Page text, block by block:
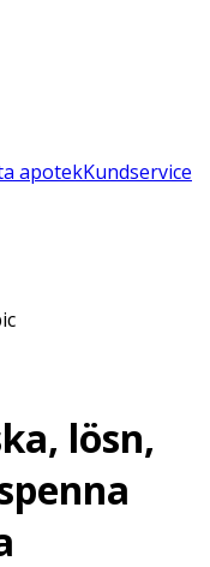
apotekKundservice
lösn,